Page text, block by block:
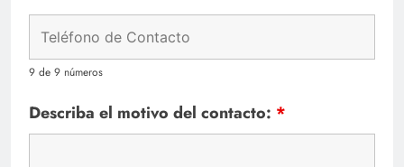
9 de 9 números
Describa el motivo del contacto: *